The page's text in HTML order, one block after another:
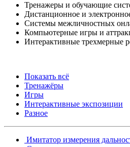
Тренажеры и обучающие
Дистанционное и
Системы межличностных
Компьютерные игры и
Интерактивные трехмерные
Показать всё
Тренажёры
Игры
Интерактивные экспозиции
Разное
Имитатор измерения